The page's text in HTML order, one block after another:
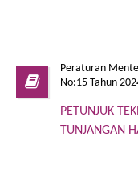
Peraturan
No:15 Tahun
PETUNJUK
TUNJANGAN